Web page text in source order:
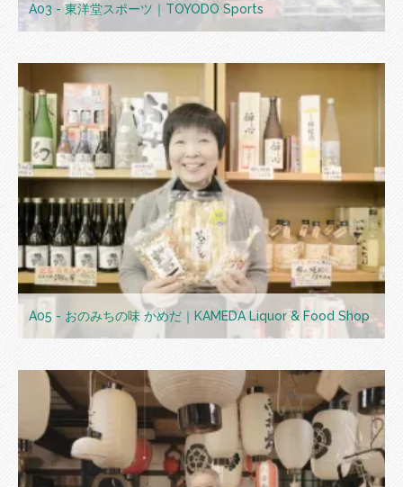
A03 - 東洋堂スポーツ｜TOYODO Sports
A05 - おのみちの味 かめだ｜KAMEDA Liquor & Food Shop